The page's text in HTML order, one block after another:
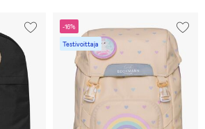
-16%
Testivoittaja